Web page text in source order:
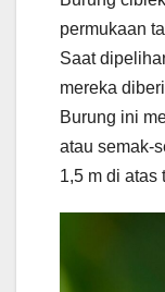
permukaan
Saat
mereka
Burung ini
atau semak-
1,5 m di atas